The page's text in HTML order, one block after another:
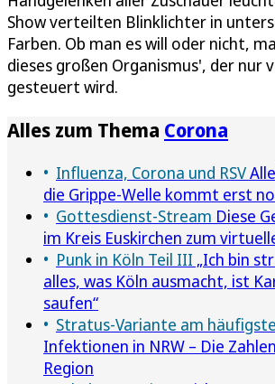
Show verteilten Blinklichter in
Farben. Ob man es will oder nicht,
dieses großen Organismus', der nur
gesteuert wird.
Alles zum Thema Corona
Influenza, Corona und RSV
die Grippe-Welle kommt erst
Gottesdienst-Stream Diese
im Kreis Euskirchen zum
Punk in Köln Teil III „Ich bin
alles, was Köln ausmacht, ist
saufen“
Stratus-Variante am
Infektionen in NRW – Die
Region